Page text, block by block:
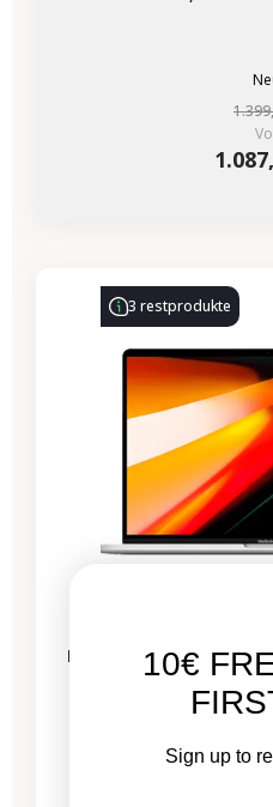
3 restprodukte
MacBook Pro 16 Zoll
2,6 GHz –
10€
Sign up to